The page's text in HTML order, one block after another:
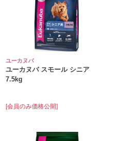
ユーカヌバ
ユーカヌバ スモール シニア
7.5kg
[会員のみ価格公開]